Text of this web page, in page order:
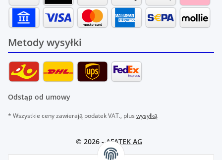
Metody wysyłki
Odstąp od umowy
* Wszystkie ceny zawierają podatek VAT., plus wysyłką
© 2026 -AFATEK AG